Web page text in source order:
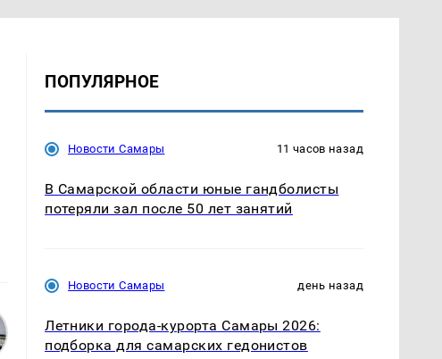
ПОПУЛЯРНОЕ
Новости Самары 11 часов назад
В Самарской области юные гандболисты
потеряли зал после 50 лет занятий
Новости Самары день назад
Летники города-курорта Самары 2026:
подборка для самарских гедонистов